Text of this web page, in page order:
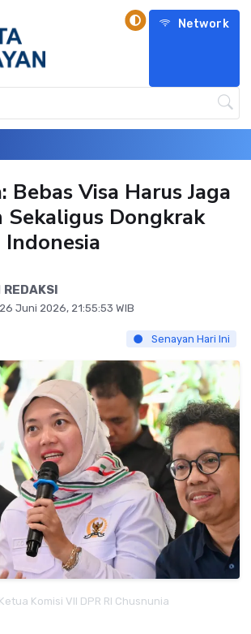
Network
Bebas Visa Harus Jaga
Sekaligus Dongkrak
REDAKSI
Juni 2026, 21:55:53 WIB
Senayan Hari Ini
Komisi VII DPR RI Chusnunia